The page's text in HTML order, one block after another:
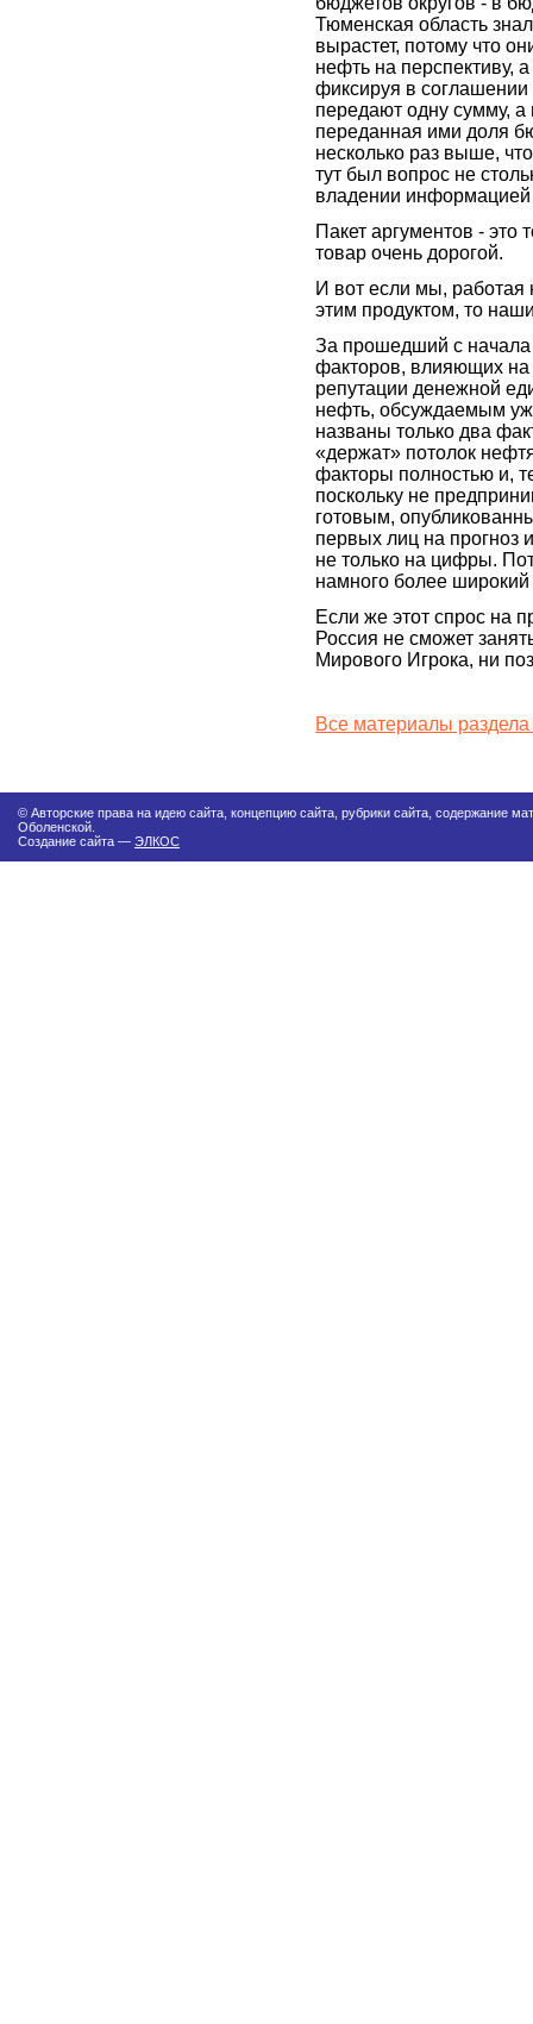
Тюменская область
вырастет, потому что
нефть на перспективу,
фиксируя в
передают одну сумму, а
переданная ими доля
несколько раз выше,
тут был вопрос не
владении информацией
Пакет аргументов - это
товар очень дорогой.
И вот если мы,
этим продуктом, то
За прошедший с начала
факторов, влияющих
репутации денежной
нефть, обсуждаемым
названы только два
«держат» потолок
факторы полностью и,
поскольку не
готовым,
первых лиц на прогноз
не только на цифры.
намного более широкий
Если же этот спрос на
Россия не сможет
Мирового Игрока, ни
Все материалы
© Авторские права на идею сайта, концепцию сайта, рубрики сайта, содержание
Оболенской.
Создание сайта — ЭЛКОС